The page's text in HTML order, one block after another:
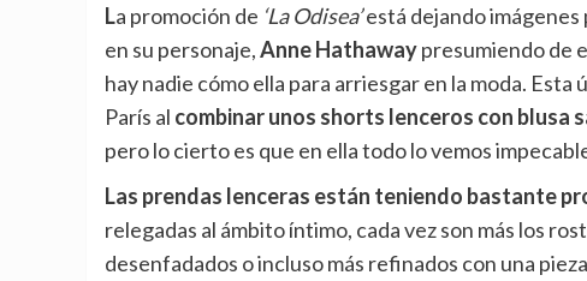
La promoción de ‘La Odisea’está dejando imágenes
en su personaje,Anne Hathawaypresumiendo de
hay nadie cómo ella para arriesgar en la moda.
París al combinar unos shorts lenceros con blusa
pero lo cierto es que en ella todo lo vemos
Las prendas lenceras están teniendo bastante
relegadas al ámbito íntimo, cada vez son más los
desenfadados o incluso más refinados con una